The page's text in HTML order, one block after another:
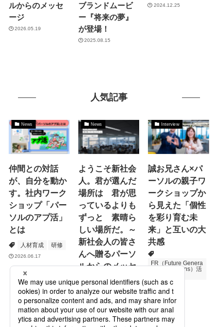
ルからのメッセ
ージ
2026.05.19
ブランドムービ
ー『将来の夢』
が登場！
2025.08.15
2024.12.25
人気記事
News
仲間との対話
が、自分を動か
す。社内ワーク
ショップ「パー
ソルのアプ活」
とは
人材育成 研修
2026.06.17
News
ようこそ新社会
人。君が選んだ
場所は 君が思
っているよりも
ずっと 素晴ら
しい場所だ。～
新社会人の皆さ
んへ贈るパーソ
ルからのメッセ
ージ
プロモーション
Specialized Servic
es
2026.05.19
Interview
誠お兄さん×パ
ーソルの親子ワ
ークショップか
ら見えた「個性
を彩り育む未
来」と互いの大
共感
FR（Future Genera
tions Relations）活
次世代育成
2026.06.16